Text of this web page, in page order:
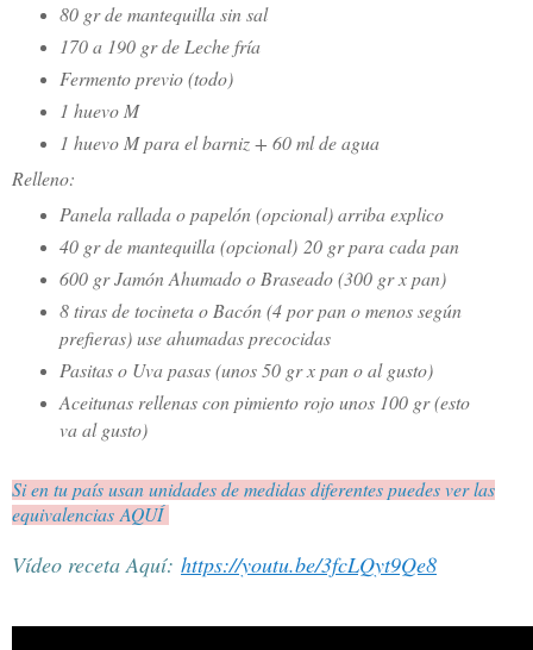
80 gr de mantequilla sin sal
170 a 190 gr de Leche fría
Fermento previo (todo)
1 huevo M
1 huevo M para el barniz + 60 ml de agua
Relleno:
Panela rallada o papelón (opcional) arriba explico
40 gr de mantequilla (opcional) 20 gr para cada pan
600 gr Jamón Ahumado o Braseado (300 gr x pan)
8 tiras de tocineta o Bacón (4 por pan o menos según
prefieras) use ahumadas precocidas
Pasitas o Uva pasas (unos 50 gr x pan o al gusto)
Aceitunas rellenas con pimiento rojo unos 100 gr (esto
va al gusto)
Si en tu país usan unidades de medidas diferentes puedes ver las
equivalencias AQUÍ
Vídeo receta Aquí: https://youtu.be/3fcLQyt9Qe8